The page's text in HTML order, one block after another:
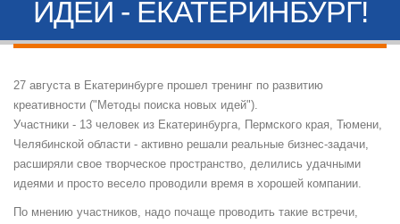
ИДЕЙ - ЕКАТЕРИНБУРГ!
27 августа в Екатеринбурге прошел тренинг по развитию
креативности ("Методы поиска новых идей").
Участники - 13 человек из Екатеринбурга, Пермского края, Тюмени,
Челябинской области - активно решали реальные бизнес-задачи,
расширяли свое творческое пространство, делились удачными
идеями и просто весело проводили время в хорошей компании.
По мнению участников, надо почаще проводить такие встречи,